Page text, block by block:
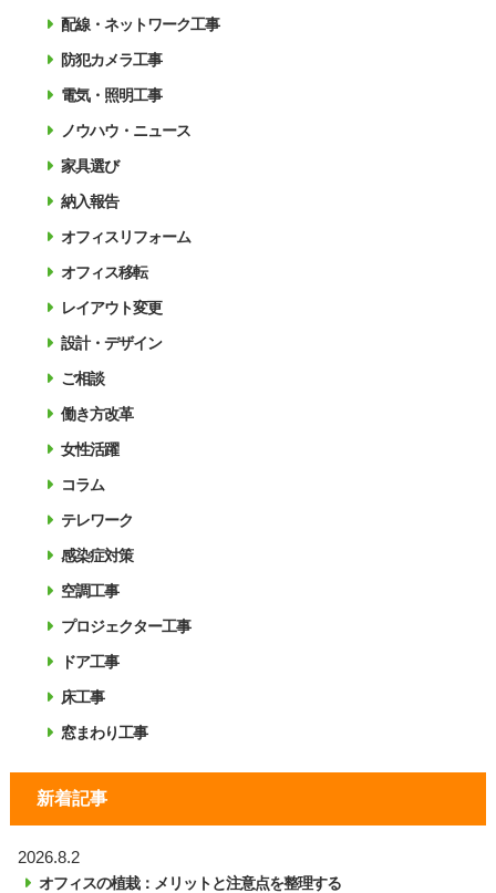
配線・ネットワーク工事
防犯カメラ工事
電気・照明工事
ノウハウ・ニュース
家具選び
納入報告
オフィスリフォーム
オフィス移転
レイアウト変更
設計・デザイン
ご相談
働き方改革
女性活躍
コラム
テレワーク
感染症対策
空調工事
プロジェクター工事
ドア工事
床工事
窓まわり工事
新着記事
2026.8.2
オフィスの植栽：メリットと注意点を整理する